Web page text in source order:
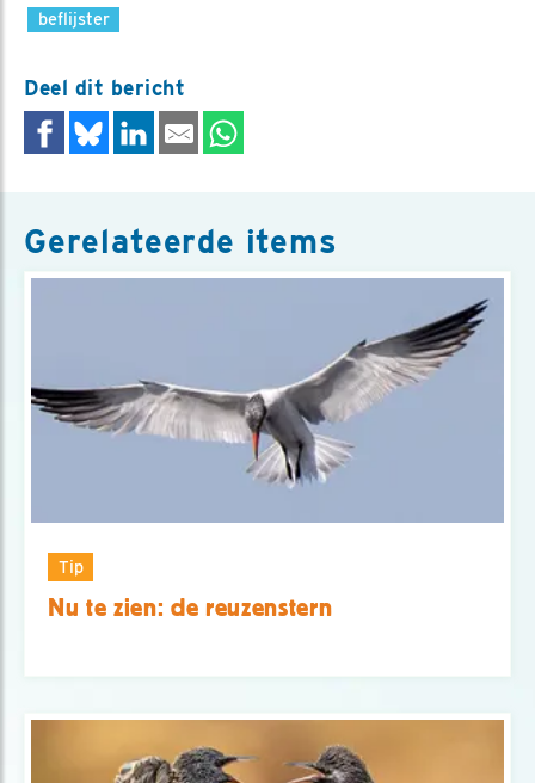
beflijster
Deel dit bericht
Gerelateerde items
Tip
Nu te zien: de reuzenstern